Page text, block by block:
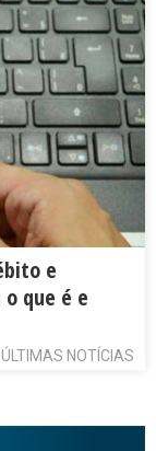
e
que é e
ÚLTIMAS NOTÍCIAS